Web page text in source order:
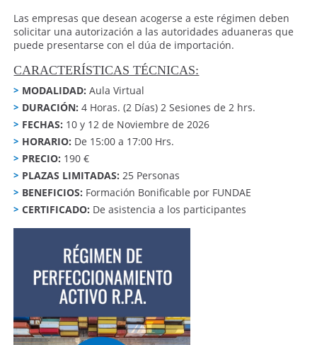
Las empresas que desean acogerse a este régimen deben
solicitar una autorización a las autoridades aduaneras que
puede presentarse con el dúa de importación.
CARACTERÍSTICAS TÉCNICAS:
MODALIDAD:Aula Virtual
DURACIÓN: 4 Horas. (2 Días) 2 Sesiones de 2 hrs.
FECHAS: 10 y 12 de Noviembre de 2026
HORARIO: De 15:00 a 17:00 Hrs.
PRECIO: 190 €
PLAZAS LIMITADAS: 25 Personas
BENEFICIOS: Formación Bonificable por FUNDAE
CERTIFICADO: De asistencia a los participantes